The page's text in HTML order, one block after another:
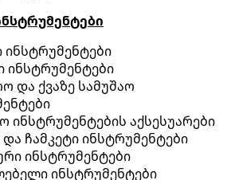
ინსტრუმენტები
ინსტრუმენტები
და ქვაზე სამუშაო
ინსტრუმენტების აქსესუარები
და ჩამკეტი ინსტრუმენტები
ინსტრუმენტები
ინსტრუმენტები